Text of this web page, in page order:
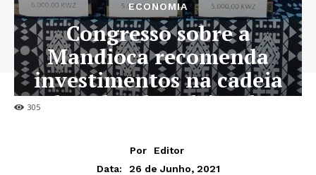
305
ECONOMIA
Congresso sobre a
Mandioca recomenda
investimentos na cadeia
de valor do tubérculo
Por
Editor
Data:
26 de Junho, 2021